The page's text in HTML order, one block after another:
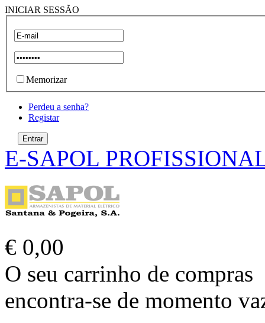
INICIAR SESSÃO
Memorizar
Perdeu a senha?
Registar
E-SAPOL
€ 0,00
O seu carrinho de compras
encontra-se de momento